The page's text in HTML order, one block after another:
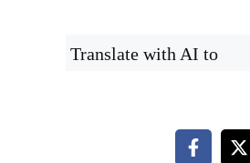
Translate with AI to